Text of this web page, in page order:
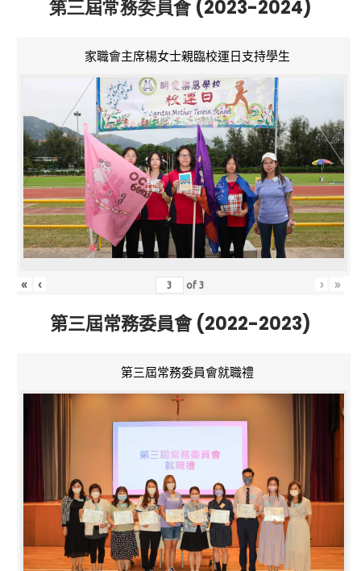
第三屆常務委員會 (2023-2024)
家職會主席楊女士親臨校運日支持學生
« ‹ of3 › »
第三屆常務委員會 (2022-2023)
第三屆常務委員會就職禮